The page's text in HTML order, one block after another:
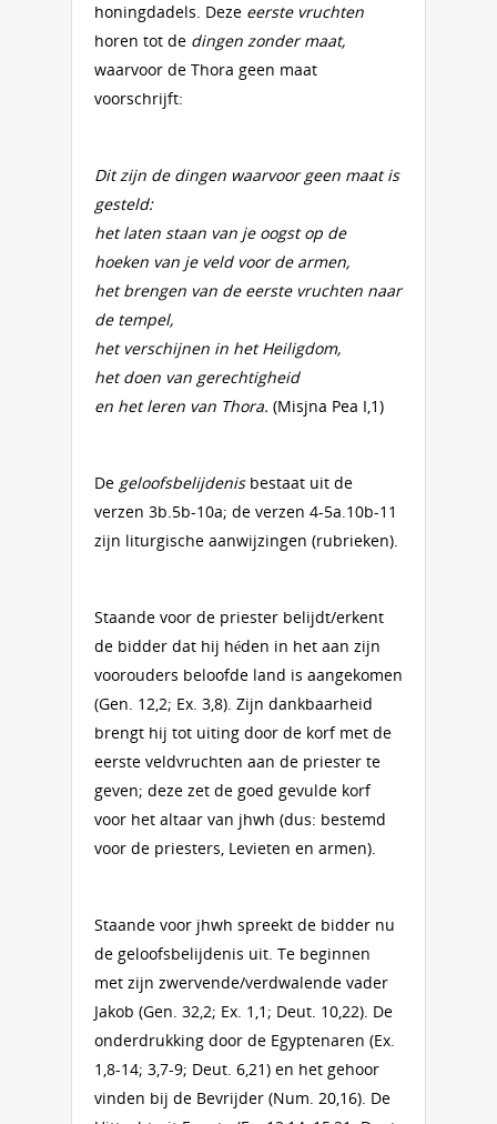
honingdadels. Deze eerste vruchten
horen tot de dingen zonder maat,
waarvoor de Thora geen maat
voorschrijft:
Dit zijn de dingen waarvoor geen maat is
gesteld:
het laten staan van je oogst op de
hoeken van je veld voor de armen,
het brengen van de eerste vruchten naar
de tempel,
het verschijnen in het Heiligdom,
het doen van gerechtigheid
en het leren van Thora. (Misjna Pea I,1)
De geloofsbelijdenisbestaat uit de
verzen 3b.5b-10a; de verzen 4-5a.10b-11
zijn liturgische aanwijzingen (rubrieken).
Staande voor de priester belijdt/erkent
de bidder dat hij héden in het aan zijn
voorouders beloofde land is aangekomen
(Gen. 12,2; Ex. 3,8). Zijn dankbaarheid
brengt hij tot uiting door de korf met de
eerste veldvruchten aan de priester te
geven; deze zet de goed gevulde korf
voor het altaar van jhwh (dus: bestemd
voor de priesters, Levieten en armen).
Staande voor jhwh spreekt de bidder nu
de geloofsbelijdenis uit. Te beginnen
met zijn zwervende/verdwalende vader
Jakob (Gen. 32,2; Ex. 1,1; Deut. 10,22). De
onderdrukking door de Egyptenaren (Ex.
1,8-14; 3,7-9; Deut. 6,21) en het gehoor
vinden bij de Bevrijder (Num. 20,16). De